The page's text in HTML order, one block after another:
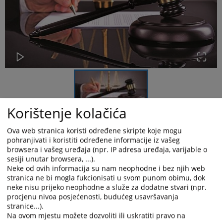
Dana 14.05.2026. godine sa početkom u 10:00 sati u
Kantonalnom sudu u Mostaru, održati će se ročište
izjašnjenja o krivnji, u krivičnom postupku koji se vodi
protiv optuženog Anisa Kalajdžića, zbog krivičnog
djela „Teško ubistvo ženske osobe“ iz čl. 166. a) st. 1.
Krivičnog zakona Federacije Bosne i Hercegovine, u
stjecaju sa krivičnim djelom „Neovlašteno nabavljanje,
držanje ili prodaja oružja ili bitnih dijelova za oružje“
propisano čl. 65. st. 1. a) u vezi sa čl. 6. st.3.tač.a)
Korištenje kolačića
Ova web stranica koristi određene skripte koje mogu
pohranjivati i koristiti određene informacije iz vašeg
browsera i vašeg uređaja (npr. IP adresa uređaja, varijable o
sesiji unutar browsera, ...).
Neke od ovih informacija su nam neophodne i bez njih web
stranica ne bi mogla fukcionisati u svom punom obimu, dok
neke nisu prijeko neophodne a služe za dodatne stvari (npr.
procjenu nivoa posjećenosti, budućeg usavršavanja
stranice...).
Na ovom mjestu možete dozvoliti ili uskratiti pravo na